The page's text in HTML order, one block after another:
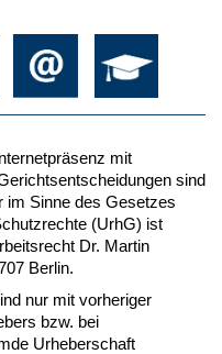
mit
sind
im Sinne des Gesetzes
(UrhG) ist
Dr. Martin
Berlin.
nur mit vorheriger
bzw. bei
Urheberschaft